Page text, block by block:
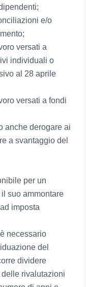
e/o
versati a
individuali o
al 28 aprile
versati a fondi
anche derogare ai
a svantaggio del
per un
suo ammontare
imposta
necessario
del
dividere
delle rivalutazioni